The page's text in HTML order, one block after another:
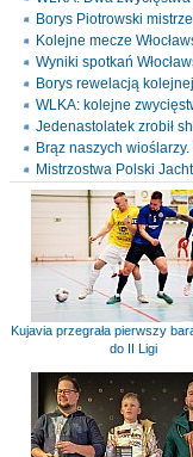
Borys Piotrowski
Kolejne mecze
Wyniki spotkań
Borys rewelacją
WLKA: kolejne
Jedenastolatek zrobił
Brąz naszych
Mistrzostwa Polski
Kujavia przegrała pierwszy
do II Ligi